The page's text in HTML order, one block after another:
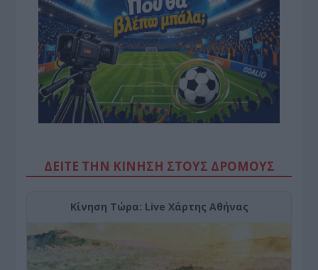
ΔΕΙΤΕ ΤΗΝ ΚΙΝΗΣΗ ΣΤΟΥΣ ΔΡΌΜΟΥΣ
Κίνηση Τώρα: Live Χάρτης Αθήνας